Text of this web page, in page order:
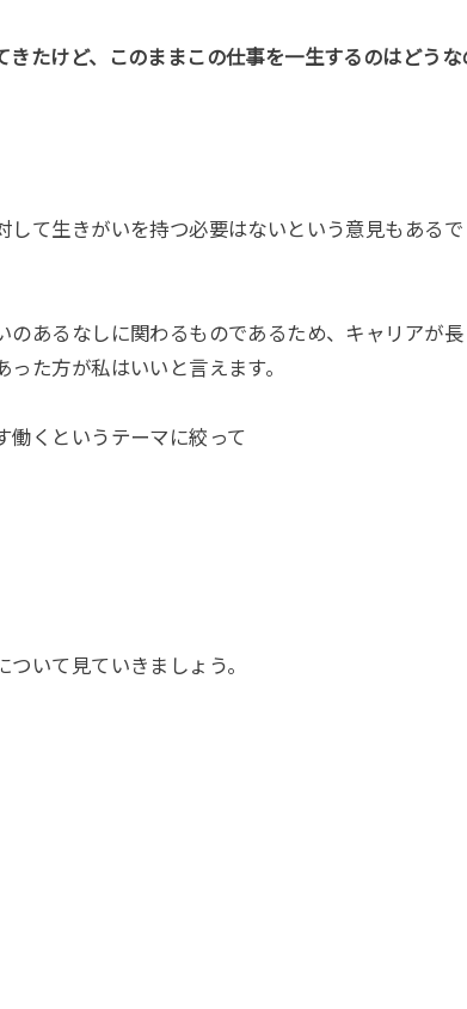
きたけど、このままこの仕事を一生するのはどうな
て生きがいを持つ必要はないという意見もあるで
のあるなしに関わるものであるため、キャリアが長
た方が私はいいと言えます。
働くというテーマに絞って
いて見ていきましょう。